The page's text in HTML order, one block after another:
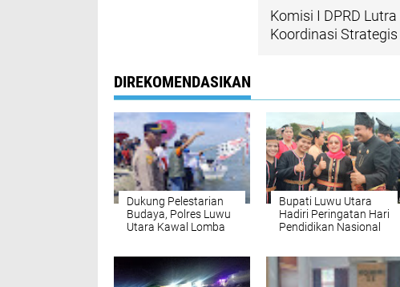
Komisi I DPRD
Koordinasi
DIREKOMENDASIKAN
Dukung Pelestarian
Budaya, Polres Luwu
Utara Kawal Lomba
Bupati Luwu Utara
Hadiri Peringatan Hari
Pendidikan Nasional